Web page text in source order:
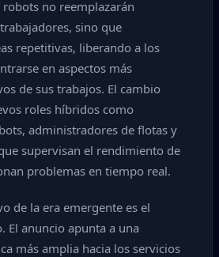
no reemplazarán
sino que
repetitivas, liberando a los
en aspectos más
de sus trabajos. El cambio
roles híbridos como
administradores de flotas y
supervisan el rendimiento de
problemas en tiempo real.
de la era emergente es el
El anuncio apunta a una
más amplia hacia los servicios